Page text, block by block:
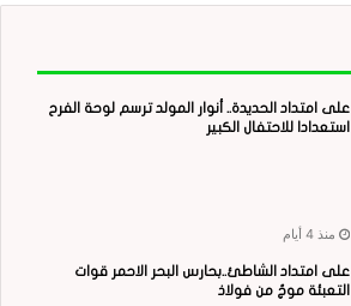
على امتداد الحديدة.. أنوار المولد ترسم لوحة الفرح
استعدادا للاحتفال الكبير
منذ 4 أيام
على امتداد الشاطئ..بحارس البحر الاحمر قوات
التعبئة موجٌ من فولاذ